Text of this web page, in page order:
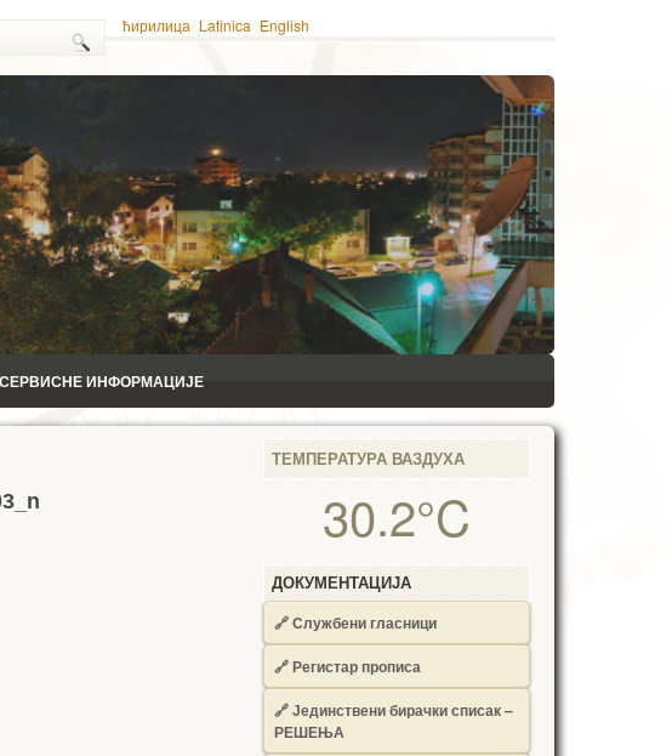
ћирилица Latinica English
СЕРВИСНЕ ИНФОРМАЦИЈЕ
ТЕМПЕРАТУРА ВАЗДУХА
30.2°C
ДОКУМЕНТАЦИЈА
🔗Службени гласници
🔗Регистар прописа
🔗Јединствени бирачки списак –
РЕШЕЊА